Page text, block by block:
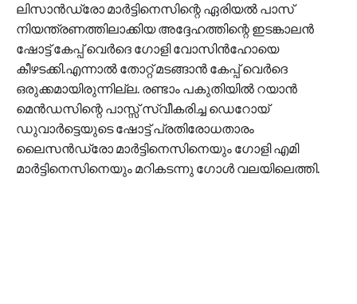
ലിസാൻഡ്രോ മാർട്ടിനെസിന്റെ ഏരിയൽ പാസ്
നിയന്ത്രണത്തിലാക്കിയ അദ്ദേഹത്തിന്റെ ഇടങ്കാലൻ
ഷോട്ട്കേപ്പ്വെർദെ ഗോളിവോസിൻഹോയെ
കീഴടക്കി.എന്നാൽ തോറ്റ്മടങ്ങാൻ കേപ്പ്വെർദെ
ഒരുക്കമായിരുന്നില്ല. രണ്ടാം പകുതിയിൽ റയാൻ
മെൻഡസിന്റെ പാസ്സ്സ്വീകരിച്ച ഡെറോയ്
ഡുവാർട്ടെയുടെ ഷോട്ട്പ്രതിരോധതാരം
ലൈസൻഡ്രോ മാർട്ടിനെസിനെയും ഗോളി എമി
മാർട്ടിനെസിനെയും മറികടന്നു ഗോൾ വലയിലെത്തി.